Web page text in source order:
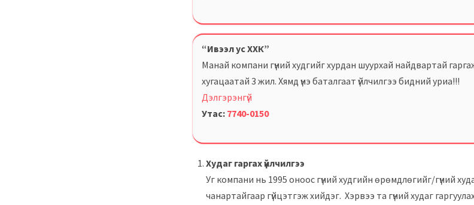
“Ивээл ус ХХК”
Манай компани гүний худгийг хурдан шуурхай найдвартай
хугацаатай 3 жил. Хямд үнэ баталгаат үйлчилгээ бидний уриа!!!
Дэлгэрэнгүй
Утас: 7740-0150
Худаг гаргах үйлчилгээ
Уг компани нь 1995 оноос гүний худгийн өрөмдлөгийг/гүний
чанартайгаар гүйцэтгэж хийдэг. Хэрвээ та гүний худаг